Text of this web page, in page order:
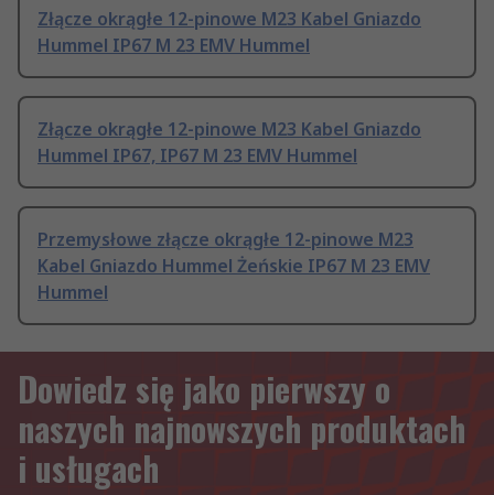
Złącze okrągłe 12-pinowe M23 Kabel Gniazdo
Hummel IP67 M 23 EMV Hummel
Złącze okrągłe 12-pinowe M23 Kabel Gniazdo
Hummel IP67, IP67 M 23 EMV Hummel
Przemysłowe złącze okrągłe 12-pinowe M23
Kabel Gniazdo Hummel Żeńskie IP67 M 23 EMV
Hummel
Dowiedz się jako pierwszy o
naszych najnowszych produktach
i usługach